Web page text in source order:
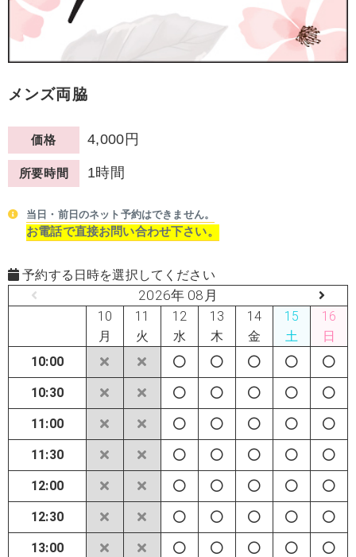
メンズ両脇
価格 4,000円
所要時間 1時間
当日・前日のネット予約はできません。
お電話で直接お問い合わせ下さい。
予約する日時を選択してください
2026年 08月
10
月
11
火
12
水
13
木
14
金
15
土
16
日
10:00
10:30
11:00
11:30
12:00
12:30
13:00